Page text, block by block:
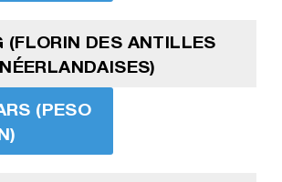
(FLORIN DES ANTILLES
NÉERLANDAISES)
(PESO